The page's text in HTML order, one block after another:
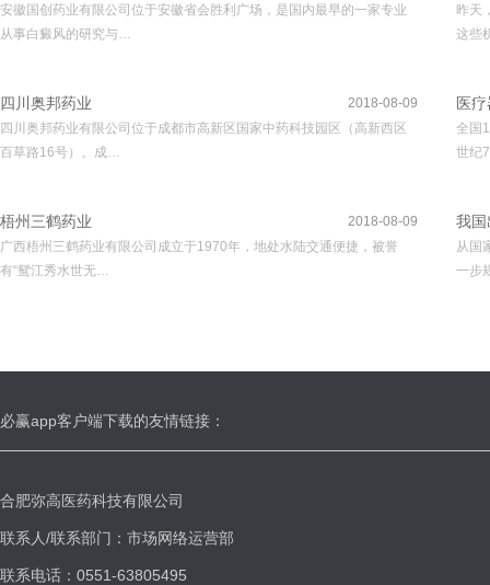
安徽国创药业有限公司位于安徽省会胜利广场，是国内最早的一家专业
从事白癜风的研究与…
2018-08-09
四川奥邦药业
四川奥邦药业有限公司位于成都市高新区国家中药科技园区（高新西区
百草路16号）。成…
2018-08-09
梧州三鹤药业
广西梧州三鹤药业有限公司成立于1970年，地处水陆交通便捷，被誉
有“鸳江秀水世无…
昨天
这些
医
全国
世纪
我国
从国
一步
必赢app客户端下载的友情链接：
合肥弥高医药科技有限公司
联系人/联系部门：市场网络运营部
联系电话：0551-63805495